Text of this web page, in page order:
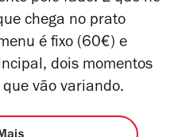
chega no prato
é fixo (60€) e
dois momentos
vão variando.